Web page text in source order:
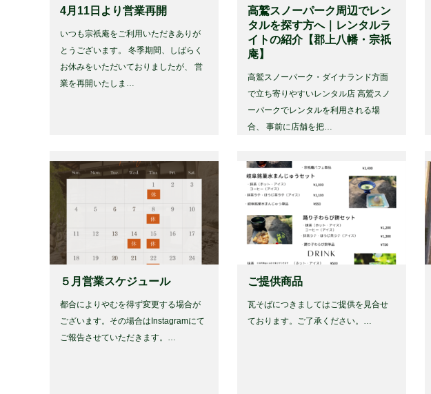
4月11日より営業再開
いつも宗祇庵をご利用いただきありが
とうございます。 冬季期間、しばらく
お休みをいただいておりましたが、 営
業を再開いたしま…
高鷲スノーパーク周辺でレン
タルを探す方へ｜レンタルラ
イトの紹介【郡上八幡・宗祇
庵】
高鷲スノーパーク・ダイナランド方面
で立ち寄りやすいレンタル店 高鷲スノ
ーパークでレンタルを利用される場
合、 事前に店舗を把…
５月営業スケジュール
都合によりやむを得ず変更する場合が
ございます。その場合はInstagramにて
ご報告させていただきます。…
ご提供商品
瓦そばにつきましてはご提供を見合せ
ております。ご了承ください。…